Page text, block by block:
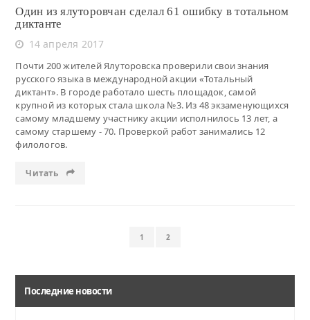
Один из ялуторовчан сделал 61 ошибку в тотальном
диктанте
14 апреля 2017
Почти 200 жителей Ялуторовска проверили свои знания
русского языка в международной акции «Тотальный
диктант». В городе работало шесть площадок, самой
крупной из которых стала школа №3. Из 48 экзаменующихся
самому младшему участнику акции исполнилось 13 лет, а
самому старшему - 70. Проверкой работ занимались 12
филологов.
Читать
1 2
Последние новости